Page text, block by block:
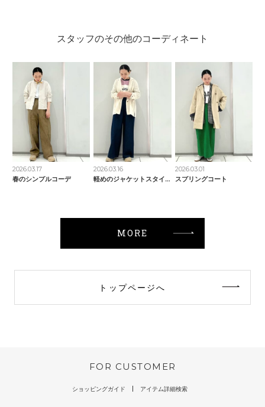
スタッフのその他のコーディネート
2026.03.17
春のシンプルコーデ
2026.03.16
軽めのジャケットスタイル
2026.03.01
スプリングコート
MORE
トップページへ
FOR CUSTOMER
ショッピングガイド アイテム詳細検索